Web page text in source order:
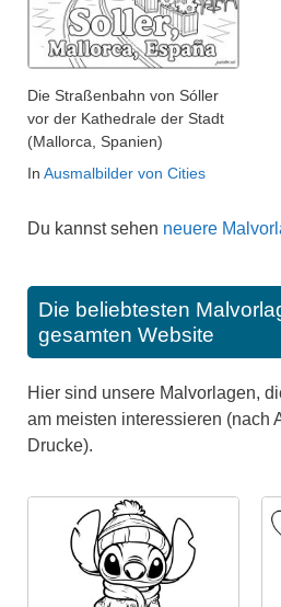
Die Straßenbahn von Sóller
vor der Kathedrale der Stadt
(Mallorca, Spanien)
In Ausmalbilder von Cities
Du kannst sehen neuere
Die beliebtesten
gesamten Website
Hier sind unsere Malvorlagen,
am meisten interessieren (nach
Drucke).